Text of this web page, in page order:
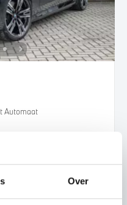
Over
Automaat